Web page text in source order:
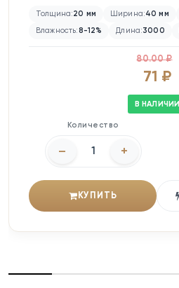
Толщина:20 мм Ширина:40 мм
Влажность:8-12% Длина:3000
80.00 ₽
71 ₽
В НАЛИЧИИ
Количество
– +
КУПИТЬ